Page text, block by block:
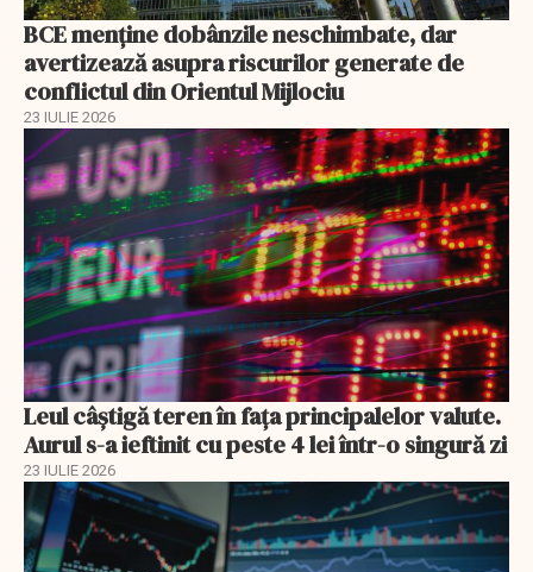
BCE menține dobânzile neschimbate, dar
avertizează asupra riscurilor generate de
conflictul din Orientul Mijlociu
23 IULIE 2026
Leul câștigă teren în fața principalelor valute.
Aurul s-a ieftinit cu peste 4 lei într-o singură zi
23 IULIE 2026